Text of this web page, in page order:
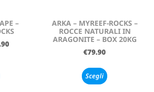
–
ARKA – MYREEF-ROCKS –
ROCCE NATURALI IN
ARAGONITE – BOX 20KG
€79.90
Scegli